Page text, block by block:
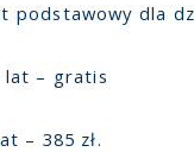
podstawowy dla
lat – gratis
– 385 zł.